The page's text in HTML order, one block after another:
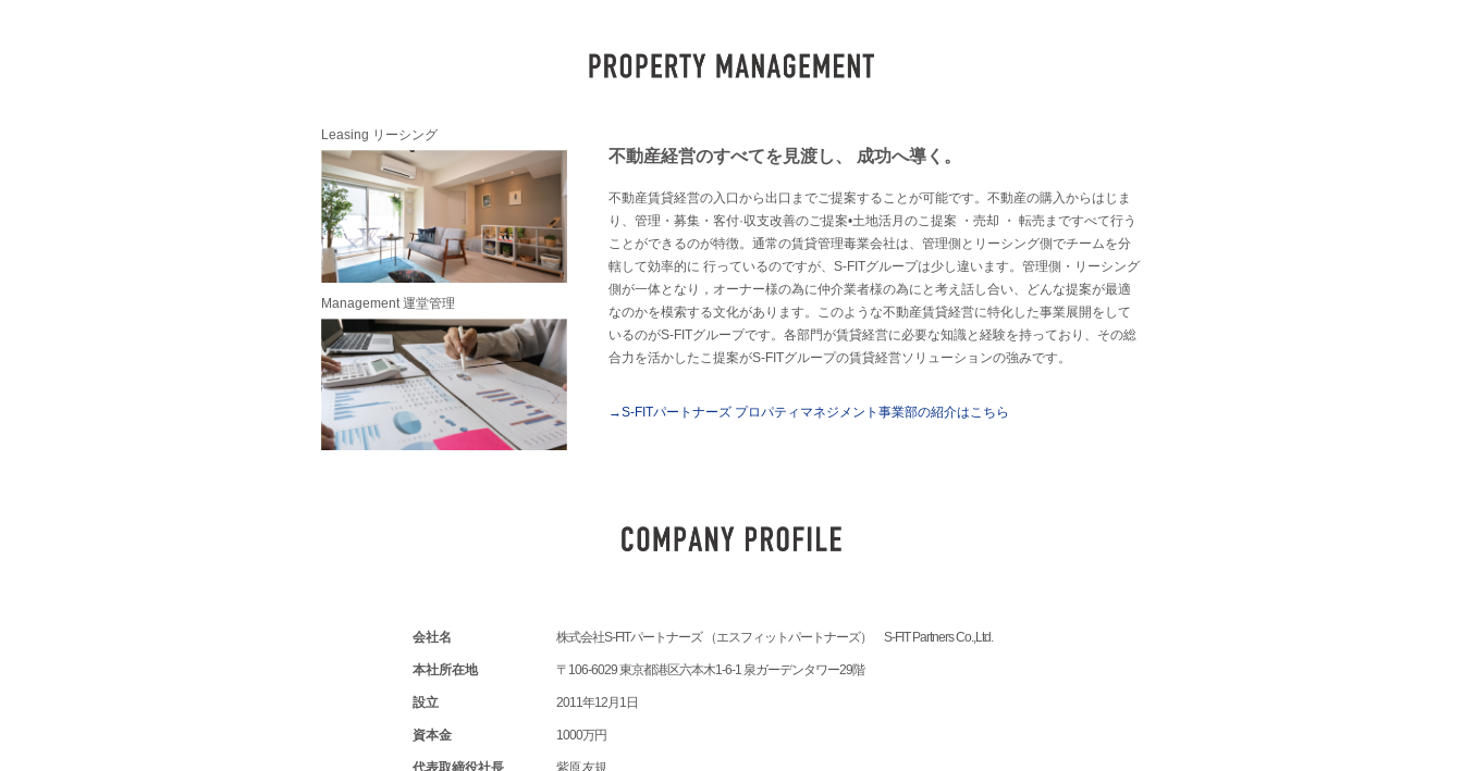
不動産経営のすべてを見渡し、 成功へ導く。
不動産賃貸経営の入口から出口までご提案することが可能です。不動産の購入からはじま
り、管理・募集・客付·収支改善のご提案•土地活月のこ提案 ・売却 ・ 転売まですべて行う
ことができるのが特徴。通常の賃貸管理毒業会社は、管理側とリーシング側でチームを分
轄して効率的に 行っているのですが、S-FITグループは少し違います。管理側・リーシング
側が一体となり，オーナー様の為に仲介業者様の為にと考え話し合い、どんな提案が最適
なのかを模索する文化があります。このような不動産賃貸経営に特化した事業展開をして
いるのがS-FITグループです。各部門が賃貸経営に必要な知識と経験を持っており、その総
合力を活かしたこ提案がS-FITグループの賃貸経営ソリューションの強みです。
→S-FITパートナーズ プロパティマネジメント事業部の紹介はこちら
Leasing リーシング
Management 運堂管理
会社名 株式会社S-FITパートナーズ （エスフィットパートナーズ） S-FIT Partners Co.,Ltd.
本社所在地 〒106-6029 東京都港区六本木1-6-1 泉ガーデンタワー29階
設立 2011年12月1日
資本金 1000万円